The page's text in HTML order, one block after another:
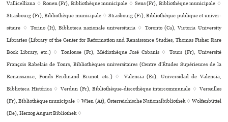
Vallicelliana ♢ Rouen (Fr), Bibliothèque muni­ci­pale ♢ Sens (Fr), Bibliothèque muni­ci­pale ♢
Strasbourg (Fr), Bibliothèque muni­ci­pale ♢ Strasbourg (Fr), Bibliothèque publi­que et uni­ver­
si­taire ♢ Torino (It), Biblioteca nazio­nale uni­ver­si­ta­ria ♢ Toronto (Ca), Victoria University
Libraries (Library of the Center for Reformation and Renaissance Studies, Thomas Fisher Rare
Book Library, etc.) ♢ Toulouse (Fr), Médiathèque José Cabanis ♢ Tours (Fr), Université
François Rabelais de Tours, Bibliothèques uni­ver­si­tai­res (Centre d’Études Supérieures de la
Renaissance, Fonds Ferdinand Brunot, etc.) ♢ Valencia (Es), Universidad de Valencia,
Biblioteca Histórica ♢ Verdun (Fr), Bibliothèque-dis­co­thè­que inter­com­mu­nale ♢ Versailles
(Fr), Bibliothèque muni­ci­pale ♢ Wien (At), Österreichische Nationalbibliothek ♢ Wolfenbüttel
(De), Herzog August Bibliothek ♢